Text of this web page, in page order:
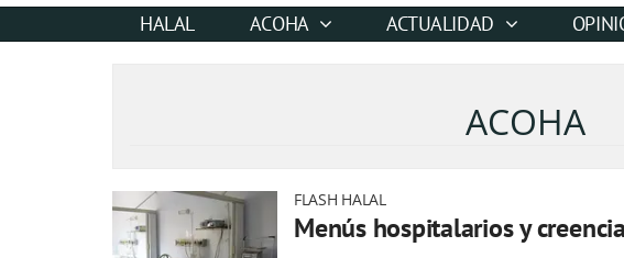
HALAL ACOHA ACTUALIDAD
ACOHA
FLASH HALAL
Menús hospitalarios y